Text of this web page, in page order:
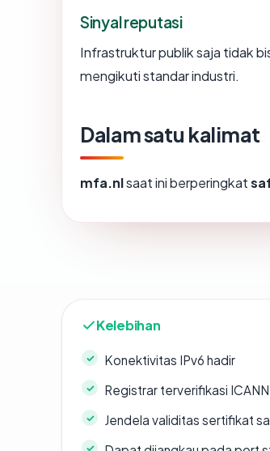
Sinyal reputasi
Infrastruktur publik saja tidak
mengikuti standar industri.
Dalam satu kalimat
mfa.nlsaat ini berperingkat
Kelebihan
Konektivitas IPv6 hadir
Registrar terverifikasi ICANN
Jendela validitas sertifikat